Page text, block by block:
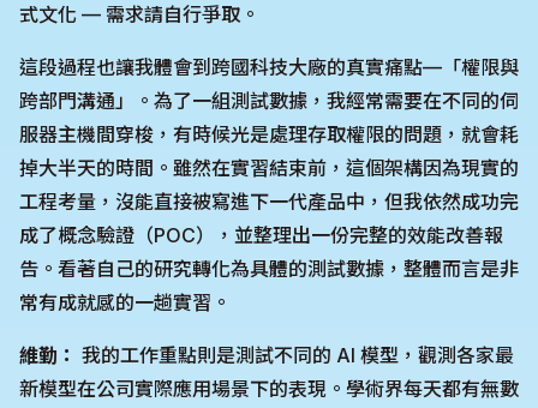
式文化 — 需求請自行爭取。
這段過程也讓我體會到跨國科技大廠的真實痛點—「權限與
跨部門溝通」。為了一組測試數據，我經常需要在不同的伺
服器主機間穿梭，有時候光是處理存取權限的問題，就會耗
掉大半天的時間。雖然在實習結束前，這個架構因為現實的
工程考量，沒能直接被寫進下一代產品中，但我依然成功完
成了概念驗證（POC），並整理出一份完整的效能改善報
告。看著自己的研究轉化為具體的測試數據，整體而言是非
常有成就感的一趟實習。
維勤： 我的工作重點則是測試不同的 AI 模型，觀測各家最
新模型在公司實際應用場景下的表現。學術界每天都有無數